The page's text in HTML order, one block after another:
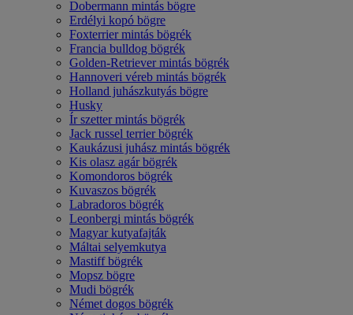
Dobermann mintás bögre
Erdélyi kopó bögre
Foxterrier mintás bögrék
Francia bulldog bögrék
Golden-Retriever mintás bögrék
Hannoveri véreb mintás bögrék
Holland juhászkutyás bögre
Husky
Ír szetter mintás bögrék
Jack russel terrier bögrék
Kaukázusi juhász mintás bögrék
Kis olasz agár bögrék
Komondoros bögrék
Kuvaszos bögrék
Labradoros bögrék
Leonbergi mintás bögrék
Magyar kutyafajták
Máltai selyemkutya
Mastiff bögrék
Mopsz bögre
Mudi bögrék
Német dogos bögrék